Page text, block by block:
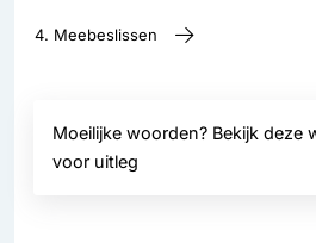
4. Meebeslissen
Moeilijke woorden? Bekijk deze
voor uitleg